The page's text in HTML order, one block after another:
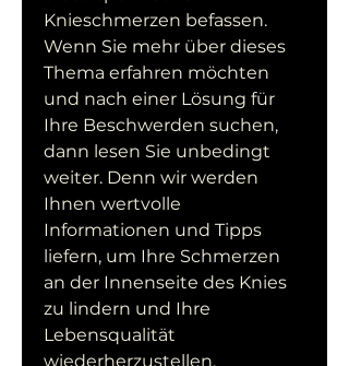
Knieschmerzen befassen.
Wenn Sie mehr über dieses
Thema erfahren möchten
und nach einer Lösung für
Ihre Beschwerden suchen,
dann lesen Sie unbedingt
weiter. Denn wir werden
Ihnen wertvolle
Informationen und Tipps
liefern, um Ihre Schmerzen
an der Innenseite des Knies
zu lindern und Ihre
Lebensqualität
wiederherzustellen.